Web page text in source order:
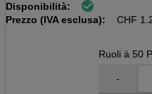
HPDE,
Disponibilità:
Prezzo (IVA esclusa):
CHF
Ruoli à 50
-